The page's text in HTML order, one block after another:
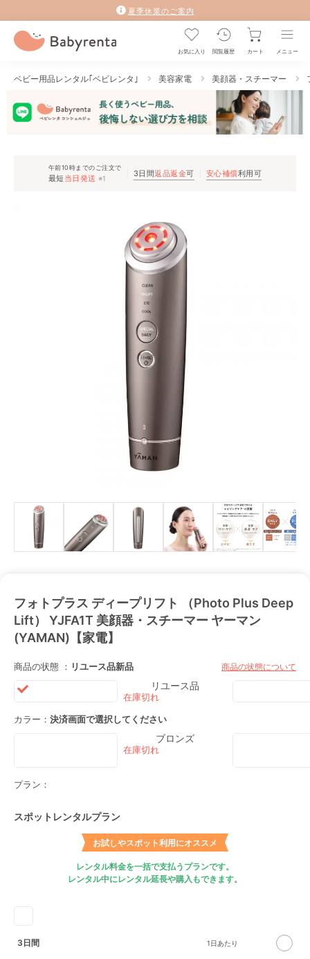
夏季休業のご案内
お気に入り 閲覧履歴 カート メニュー
ベビー用品レンタル｢ベビレンタ｣ 美容家電 美顔器・スチーマー
午前10時までのご注文で
最短 当日発送 ※1 3日間返品返金可 安心補償利用可
フォトプラス ディープリフト （Photo Plus Deep
Lift） YJFA1T 美顔器・スチーマー ヤーマン
(YAMAN)【家電】
商品の状態 ： リユース品新品 商品の状態について
リユース品
カラー： 決済画面で選択してください
ブロンズ
プラン：
スポットレンタルプラン
お試しやスポット利用にオススメ
レンタル料金を一括で支払うプランです。
レンタル中にレンタル延長や購入もできます。
3日間